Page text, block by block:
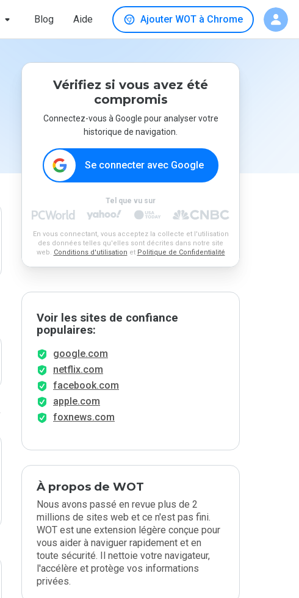
Blog Aide Ajouter WOT à Chrome
Vérifiez si vous avez été
compromis
Connectez-vous à Google pour analyser votre
historique de navigation.
Se connecter avec Google
Tel que vu sur
En vous connectant, vous acceptez la collecte et l'utilisation
des données telles qu'elles sont décrites dans notre site
web. Conditions d'utilisation et Politique de Confidentialité
Voir les sites de confiance
populaires:
google.com
netflix.com
facebook.com
apple.com
foxnews.com
À propos de WOT
Nous avons passé en revue plus de 2
millions de sites web et ce n'est pas fini.
WOT est une extension légère conçue pour
vous aider à naviguer rapidement et en
toute sécurité. Il nettoie votre navigateur,
l'accélère et protège vos informations
privées.